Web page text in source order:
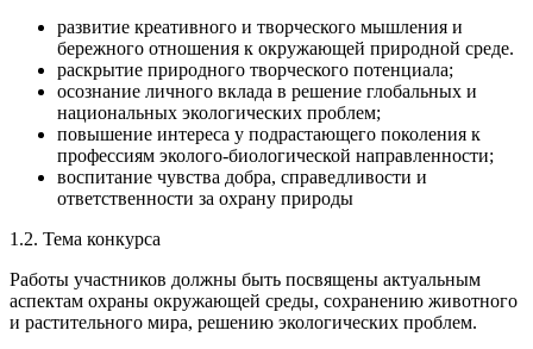
развитие креативного и творческого мышления и
бережного отношения к окружающей природной среде.
раскрытие природного творческого потенциала;
осознание личного вклада в решение глобальных и
национальных экологических проблем;
повышение интереса у подрастающего поколения к
профессиям эколого-биологической направленности;
воспитание чувства добра, справедливости и
ответственности за охрану природы
1.2. Тема конкурса
Работы участников должны быть посвящены актуальным
аспектам охраны окружающей среды, сохранению животного
и растительного мира, решению экологических проблем.